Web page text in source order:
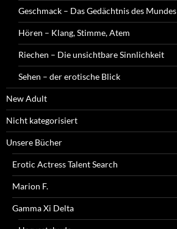
Geschmack – Das Gedächtnis des Mundes
Hören – Klang, Stimme, Atem
Riechen – Die unsichtbare Sinnlichkeit
Sehen – der erotische Blick
New Adult
Nicht kategorisiert
Unsere Bücher
Erotic Actress Talent Search
Marion F.
Gamma Xi Delta